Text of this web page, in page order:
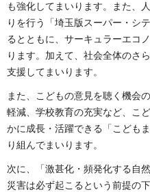
も強化してまいります。また、
りを行う「埼玉版スーパー・シ
るとともに、サーキュラーエコ
ります。加えて、社会全体のさ
支援してまいります。
また、こどもの意見を聴く機会
軽減、学校教育の充実など、こ
かに成長・活躍できる「こども
り組んでまいります。
次に、「激甚化・頻発化する自
災害は必ず起こるという前提の